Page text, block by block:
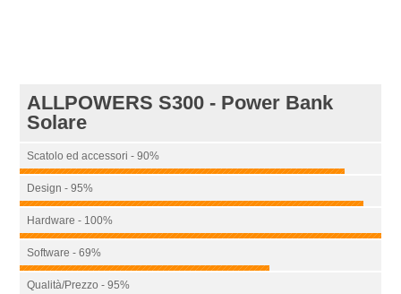
ALLPOWERS S300 - Power Bank
Solare
Scatolo ed accessori - 90%
Design - 95%
Hardware - 100%
Software - 69%
Qualità/Prezzo - 95%